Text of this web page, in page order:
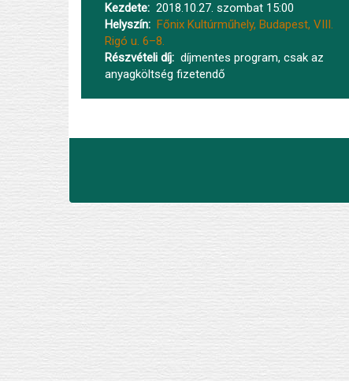
Kezdete
2018.10.27. szombat 15:00
Helyszín
Főnix Kultúrműhely, Budapest, VIII.
Rigó u. 6–8.
Részvételi díj
díjmentes program, csak az
anyagköltség fizetendő